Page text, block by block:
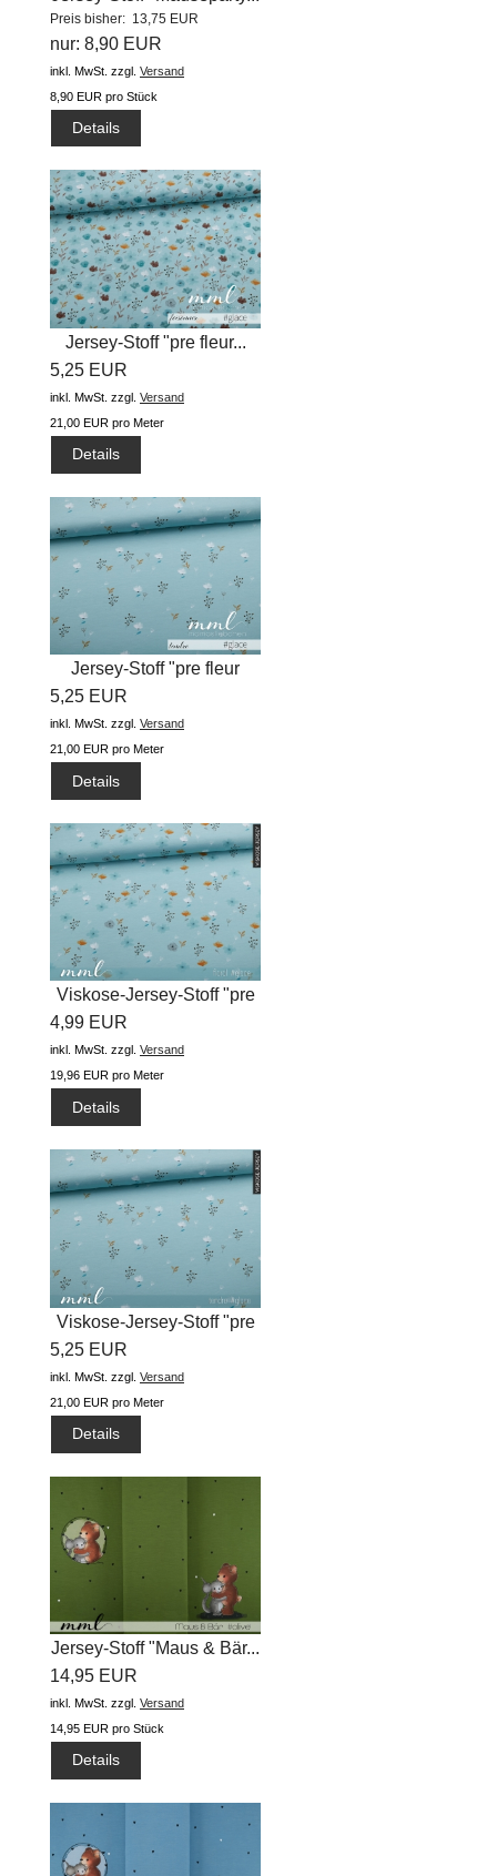
Preis bisher: 13,75 EUR
nur: 8,90 EUR
inkl. MwSt. zzgl. Versand
8,90 EUR pro Stück
Details
Jersey-Stoff "pre fleur...
5,25 EUR
inkl. MwSt. zzgl. Versand
21,00 EUR pro Meter
Details
Jersey-Stoff "pre fleur
tendre...
5,25 EUR
inkl. MwSt. zzgl. Versand
21,00 EUR pro Meter
Details
Viskose-Jersey-Stoff "pre
4,99 EUR
inkl. MwSt. zzgl. Versand
19,96 EUR pro Meter
Details
Viskose-Jersey-Stoff "pre
5,25 EUR
inkl. MwSt. zzgl. Versand
21,00 EUR pro Meter
Details
Jersey-Stoff "Maus & Bär...
14,95 EUR
inkl. MwSt. zzgl. Versand
14,95 EUR pro Stück
Details